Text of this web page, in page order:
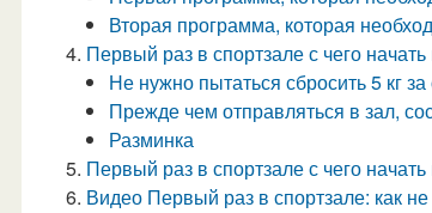
Вторая программа, которая
Первый раз в спортзале с чего
Не нужно пытаться сбросить 5 кг
Прежде чем отправляться в зал,
Разминка
Первый раз в спортзале с чего
Видео Первый раз в спортзале: как